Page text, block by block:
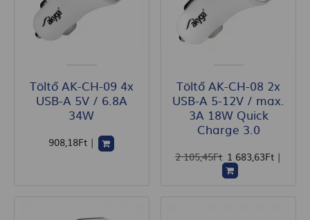
Töltő AK-CH-09 4x
USB-A 5V / 6.8A
34W
908 ,18Ft |
Töltő AK-CH-08 2x
USB-A 5-12V / max.
3A 18W Quick
Charge 3.0
2 105,45Ft 1 683,63Ft |